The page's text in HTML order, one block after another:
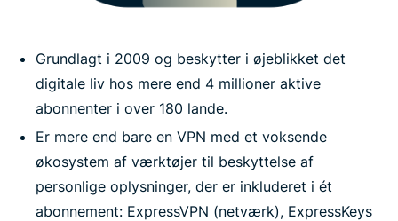
Grundlagt i 2009 og beskytter i øjeblikket det
digitale liv hos mere end 4 millioner aktive
abonnenter i over 180 lande.
Er mere end bare en VPN med et voksende
økosystem af værktøjer til beskyttelse af
personlige oplysninger, der er inkluderet i ét
abonnement: ExpressVPN (netværk), ExpressKeys